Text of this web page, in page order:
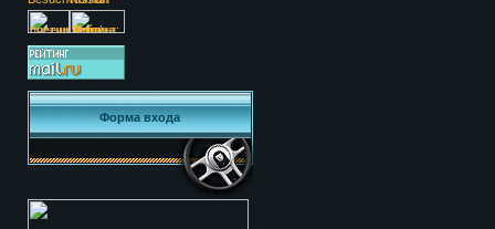
Форма входа